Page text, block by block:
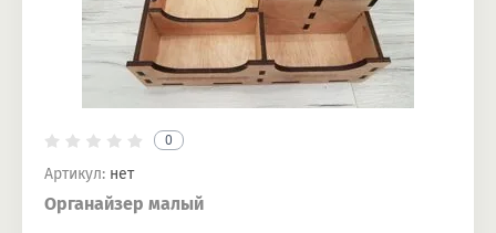
0
Артикул: нет
Органайзер малый